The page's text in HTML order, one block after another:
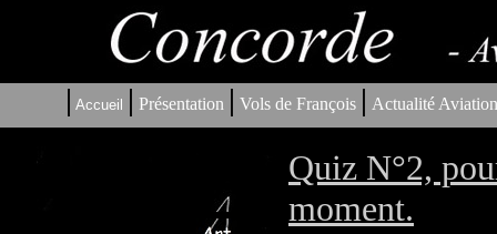
| Accueil | Présentation | Vols de François | Actualité
Quiz N°2,
moment.